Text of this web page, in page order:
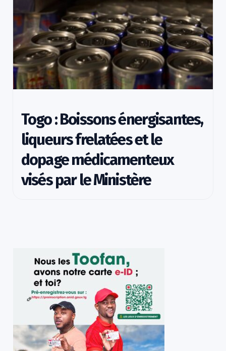
Togo : Boissons énergisantes,
liqueurs frelatées et le
dopage médicamenteux
visés par le Ministère